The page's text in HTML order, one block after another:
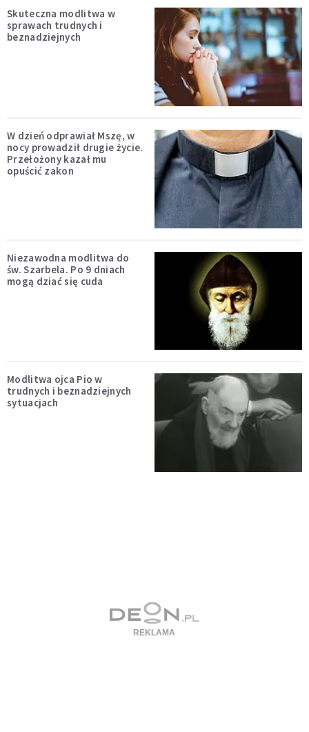
Skuteczna modlitwa w
sprawach trudnych i
beznadziejnych
W dzień odprawiał Mszę, w
nocy prowadził drugie życie.
Przełożony kazał mu
opuścić zakon
Niezawodna modlitwa do
św. Szarbela. Po 9 dniach
mogą dziać się cuda
Modlitwa ojca Pio w
trudnych i beznadziejnych
sytuacjach